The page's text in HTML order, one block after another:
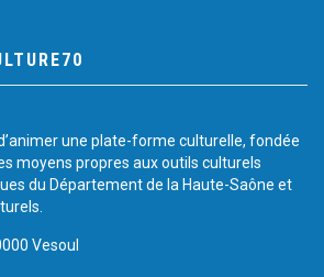
une plate-forme culturelle, fondée
moyens propres aux outils culturels
du Département de la Haute-Saône et
Vesoul